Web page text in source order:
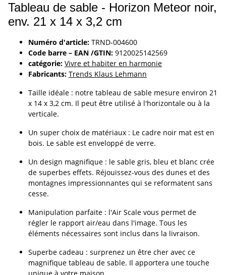
Tableau de sable - Horizon Meteor noir,
env. 21 x 14 x 3,2 cm
Numéro d'article: TRND-004600
Code barre – EAN /GTIN: 9120025142569
catégorie: Vivre et habiter en harmonie
Fabricants: Trends Klaus Lehmann
Taille idéale : notre tableau de sable mesure environ 21
x 14 x 3,2 cm. Il peut être utilisé à l'horizontale ou à la
verticale.
Un super choix de matériaux : Le cadre noir mat est en
bois. Le sable est enveloppé de verre.
Un design magnifique : le sable gris, bleu et blanc crée
de superbes effets. Réjouissez-vous des dunes et des
montagnes impressionnantes qui se reformatent sans
cesse.
Manipulation parfaite : l'Air Scale vous permet de
régler le rapport air/eau dans l'image. Tous les
éléments nécessaires sont inclus dans la livraison.
Superbe cadeau : surprenez un être cher avec ce
magnifique tableau de sable. Il apportera une touche